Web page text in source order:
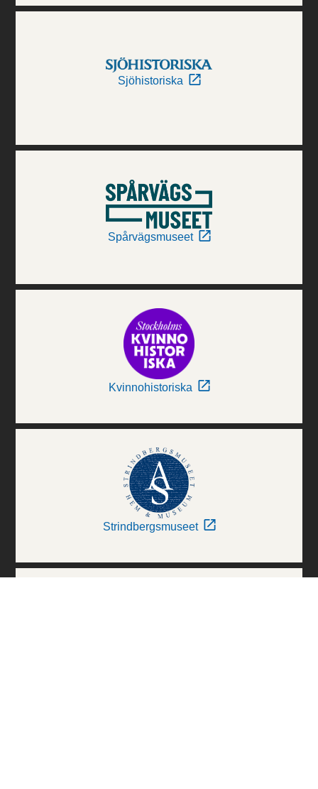
Sjöhistoriska
Spårvägsmuseet
Kvinnohistoriska
Strindbergsmuseet